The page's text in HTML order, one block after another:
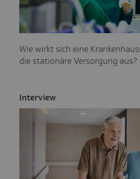
Wie wirkt sich eine
die stationäre Versorgung aus?
Inter­view